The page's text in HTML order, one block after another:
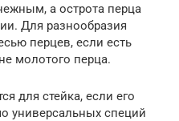
а острота перца
Для разнообразия
перцев, если есть
молотого перца.
для стейка, если его
универсальных специй